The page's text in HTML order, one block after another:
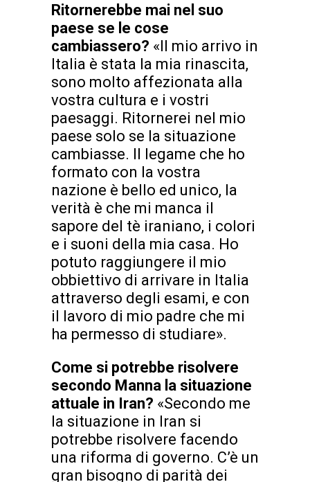
Ritornerebbe mai nel suo
paese se le cose
cambiassero? «Il mio arrivo in
Italia è stata la mia rinascita,
sono molto affezionata alla
vostra cultura e i vostri
paesaggi. Ritornerei nel mio
paese solo se la situazione
cambiasse. Il legame che ho
formato con la vostra
nazione è bello ed unico, la
verità è che mi manca il
sapore del tè iraniano, i colori
e i suoni della mia casa. Ho
potuto raggiungere il mio
obbiettivo di arrivare in Italia
attraverso degli esami, e con
il lavoro di mio padre che mi
ha permesso di studiare».
Come si potrebbe risolvere
secondo Manna la situazione
attuale in Iran? «Secondo me
la situazione in Iran si
potrebbe risolvere facendo
una riforma di governo. C’è un
gran bisogno di parità dei